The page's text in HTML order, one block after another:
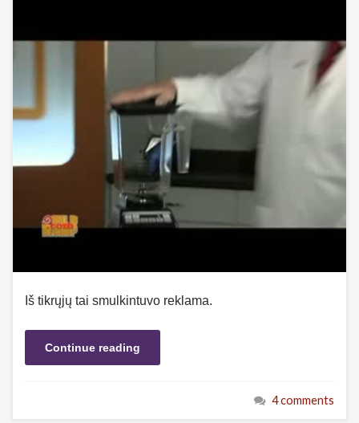
Iš tikrųjų tai smulkintuvo reklama.
Continue reading
4 comments